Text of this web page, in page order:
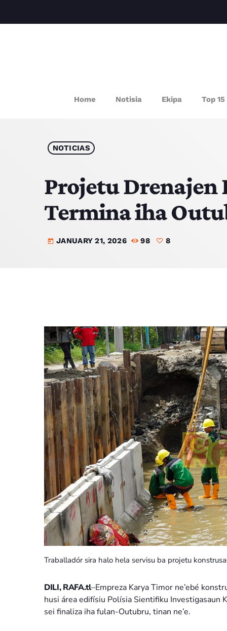
Home Notisia Ekipa Top 15
NOTICIAS
Projetu Drenajen
Termina iha
today JANUARY 21, 2026 98 8
Traballadór sira halo hela servisu ba projetu
DILI, RAFA.tl–Empreza Karya Timor ne’ebé
husi área edifísiu Polísia Sientifiku
sei finaliza iha fulan-Outubru, tinan ne’e.